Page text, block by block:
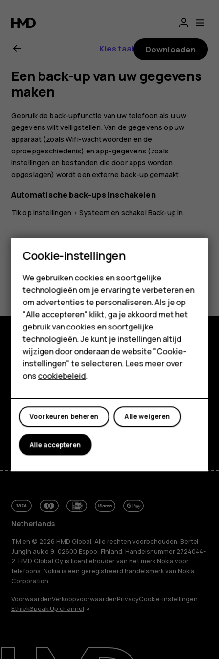
voor
Nokia
X10
Smartphones
Feature phones
Accessoires
HMD Terra M
Voor bedrijven
Tablets
Shop
Mijn account
Herstellen, hergebruiken, recyclen
Kies taal Downloaden
Een back-up van uw gegevens
maken
Gebruik de back-upfunctie van uw telefoon als u uw
gegevens wilt veiligstellen. Van de gegevens op uw
apparaat (zoals Wifi-wachtwoorden en de
oproepgeschiedenis) en app-gegevens (zoals
instellingen en bestanden die door apps worden
opgeslagen) wordt een externe back-up gemaakt.
Automatische back-ups inschakelen
Tik op Instellingen >Systeem en schakel Back-up in.
Was deze informatie nuttig?
Ja Nee
Shop
Over ons
Klantenservice
FacebookInstagram
TiktokYoutube
Netherlands
TM en © 2026 HMD Global. Alle rechten voorbehouden. Bertel
Jungin aukio 9, 02600 Espoo, Finland. Handelsnummer 2724044-
2. HMD Global Oy is licentiehouder van het merk Nokia voor
telefoons. Nokia is een geregistreerd handelsmerk van Nokia
Corporation.
VoorwaardenVerkoopvoorwaardenPrivacyCookie-instellingen
EthiekSpeak Up channel
Cookie-instellingen
We gebruiken cookies en soortgelijke
technologieën om je ervaring te verbeteren en
om advertenties te personaliseren. Als je op
"Alle accepteren" klikt, ga je akkoord met het
gebruik van cookies en soortgelijke
technologieën. Je kunt je instellingen altijd
wijzigen door onderaan de website "Cookie-
instellingen" te selecteren. Lees meer over
onscookiebeleid.
Alle weigeren
Voorkeuren beheren
Alle accepteren